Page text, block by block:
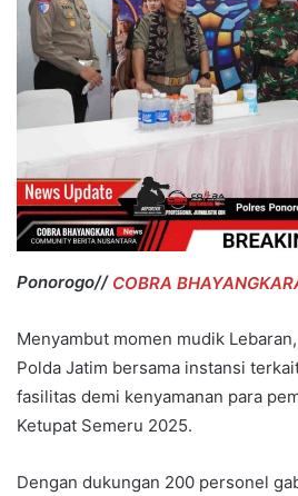
Ponorogo// COBRA
Menyambut momen mudik
Polda Jatim bersama instansi
fasilitas demi kenyamanan para
Ketupat Semeru 2025.
Dengan dukungan 200 personel